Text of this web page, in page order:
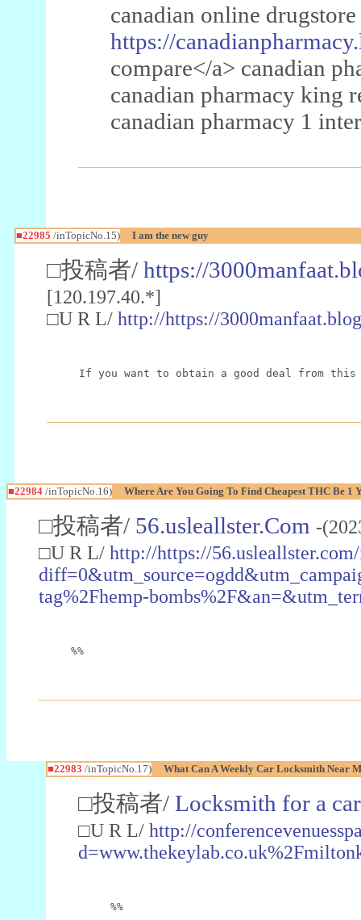
canadian online
https://
compare</a> canadian
canadian pharmacy king
canadian pharmacy 1
■22985 /inTopicNo.15) I am the new guy
□投稿者/ https://
[120.197.40.*]
□U R L/ http://https://
If you want to obtain a good deal from this
■22984 /inTopicNo.16) Where Are You Going To Find Cheapest THC Be 1
□投稿者/ 56.usleallster.Com -
□U R L/ http://https://
tag%2Fhemp-
%%
■22983 /inTopicNo.17) What Can A Weekly Car Locksmith Near
□投稿者/ Locksmith for a car
□U R L/ http://
%%